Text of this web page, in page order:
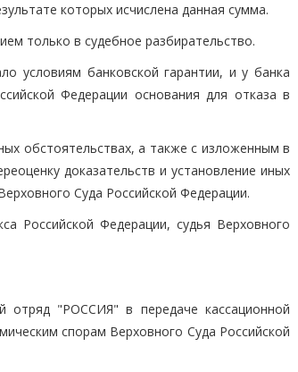
которых исчислена данная сумма.
только в судебное разбирательство.
условиям банковской гарантии, и у банка
Федерации основания для отказа в
обстоятельствах, а также с изложенным в
доказательств и установление иных
Суда Российской Федерации.
Российской Федерации, судья Верховного
отряд "РОССИЯ" в передаче кассационной
спорам Верховного Суда Российской